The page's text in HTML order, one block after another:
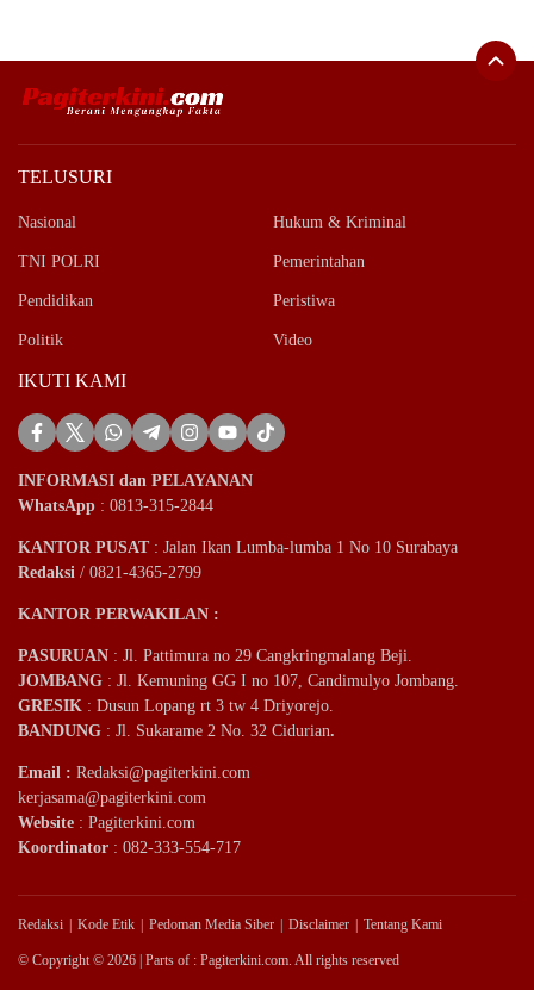
TELUSURI
Nasional Hukum & Kriminal
TNI POLRI Pemerintahan
Pendidikan Peristiwa
Politik Video
IKUTI KAMI
INFORMASI dan PELAYANAN
WhatsApp : 0813-315-2844
KANTOR PUSAT: Jalan Ikan Lumba-lumba 1 No 10 Surabaya
Redaksi / 0821-4365-2799
KANTOR PERWAKILAN :
PASURUAN : Jl. Pattimura no 29 Cangkringmalang Beji.
JOMBANG : Jl. Kemuning GG I no 107, Candimulyo Jombang.
GRESIK : Dusun Lopang rt 3 tw 4 Driyorejo.
BANDUNG : Jl. Sukarame 2 No. 32 Cidurian.
Email : Redaksi@pagiterkini.com
kerjasama@pagiterkini.com
Website : Pagiterkini.com
Koordinator : 082-333-554-717
Redaksi Kode Etik Pedoman Media Siber Disclaimer Tentang Kami
© Copyright © 2026 | Parts of : Pagiterkini.com. All rights reserved